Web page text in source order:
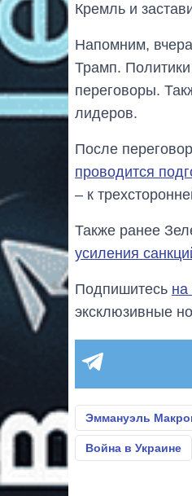
Кремль и
Напомним,
Трамп.
переговоры.
лидеров.
После
проводится
– к
Также ранее
усиления
Подпишитесь на
эксклюзивные
Эммануэль
Война в Украине